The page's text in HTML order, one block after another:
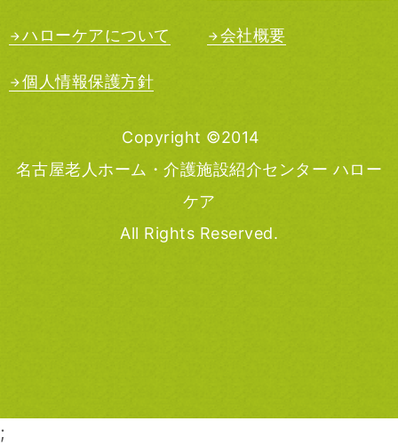
ハローケアについて 会社概要
個人情報保護方針
Copyright ©2014
名古屋老人ホーム・介護施設紹介センター ハロー
ケア
All Rights Reserved.
;